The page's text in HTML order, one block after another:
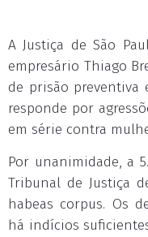
A Justiça de São
empresário Thiago
de prisão preventiva
responde por
em série contra
Por unanimidade, a
Tribunal de Justiça
habeas corpus. Os
há indícios